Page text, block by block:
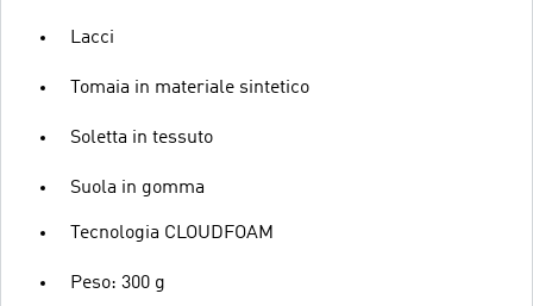
Lacci
Tomaia in materiale sintetico
Soletta in tessuto
Suola in gomma
Tecnologia CLOUDFOAM
Peso: 300 g